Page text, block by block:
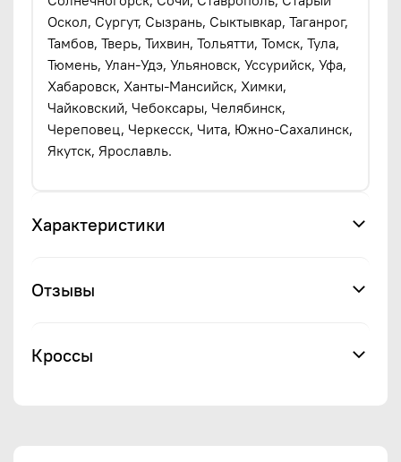
Оскол, Сургут, Сызрань, Сыктывкар, Таганрог,
Тамбов, Тверь, Тихвин, Тольятти, Томск, Тула,
Тюмень, Улан-Удэ, Ульяновск, Уссурийск, Уфа,
Хабаровск, Ханты-Мансийск, Химки,
Чайковский, Чебоксары, Челябинск,
Череповец, Черкесск, Чита, Южно-Сахалинск,
Якутск, Ярославль.
Характеристики
Отзывы
Кроссы